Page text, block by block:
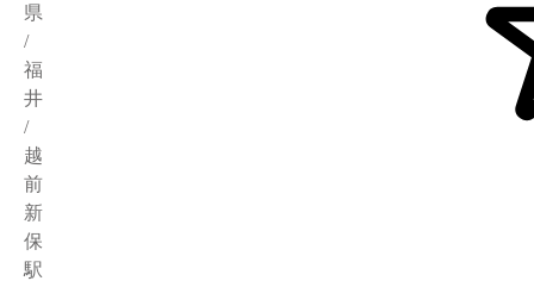
県
/
福
井
/
越
前
新
保
駅